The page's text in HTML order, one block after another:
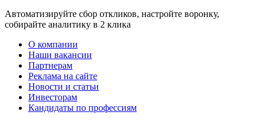
Автоматизируйте сбор откликов, настройте воронку,
собирайте аналитику в 2 клика
О компании
Наши вакансии
Партнерам
Реклама на сайте
Новости и статьи
Инвесторам
Кандидаты по профессиям